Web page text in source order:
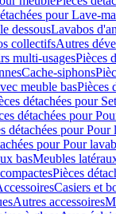
pour Lave-
dessousLavabos
collectifsAutres
multi-usagesPièces
Cache-siphons
meuble basPièces
détachées pour
détachées pour
détachées pour
pour Pour
basMeubles
Pièces
Casiers et
Autres accessoires